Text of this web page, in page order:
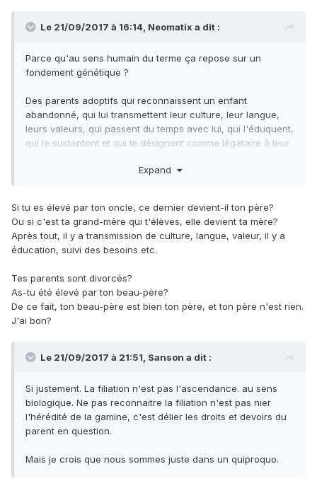
Le 21/09/2017 à 16:14, Neomatix a dit :
Parce qu'au sens humain du terme ça repose sur un
fondement génétique ?
Des parents adoptifs qui reconnaissent un enfant
abandonné, qui lui transmettent leur culture, leur langue,
leurs valeurs, qui passent du temps avec lui, qui l'éduquent,
qui le sustentent et qui le désignent comme légataire à leur
Expand
Si tu es élevé par ton oncle, ce dernier devient-il ton père?
Ou si c'est ta grand-mère qui t'élèves, elle devient ta mère?
Après tout, il y a transmission de culture, langue, valeur, il y a
éducation, suivi des besoins etc.
Tes parents sont divorcés?
As-tu été élevé par ton beau-père?
De ce fait, ton beau-père est bien ton père, et ton père n'est rien.
J'ai bon?
Le 21/09/2017 à 21:51, Sanson a dit :
Si justement. La filiation n'est pas l'ascendance. au sens
biologique. Ne pas reconnaitre la filiation n'est pas nier
l'hérédité de la gamine, c'est délier les droits et devoirs du
parent en question.
Mais je crois que nous sommes juste dans un quiproquo.